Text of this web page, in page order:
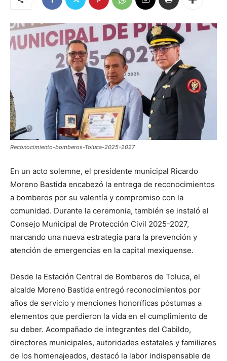
Reconocimiento-bomberos-Toluca-2025-2027
En un acto solemne, el presidente municipal Ricardo
Moreno Bastida encabezó la entrega de reconocimientos
a bomberos por su valentía y compromiso con la
comunidad. Durante la ceremonia, también se instaló el
Consejo Municipal de Protección Civil 2025-2027,
marcando una nueva estrategia para la prevención y
atención de emergencias en la capital mexiquense.
Desde la Estación Central de Bomberos de Toluca, el
alcalde Moreno Bastida entregó reconocimientos por
años de servicio y menciones honoríficas póstumas a
elementos que perdieron la vida en el cumplimiento de
su deber. Acompañado de integrantes del Cabildo,
directores municipales, autoridades estatales y familiares
de los homenajeados, destacó la labor indispensable de